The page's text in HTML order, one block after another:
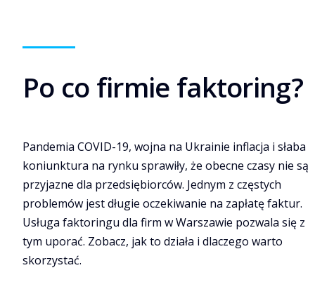
Po co firmie faktoring?
Pandemia COVID-19, wojna na Ukrainie inflacja i słaba
koniunktura na rynku sprawiły, że obecne czasy nie są
przyjazne dla przedsiębiorców. Jednym z częstych
problemów jest długie oczekiwanie na zapłatę faktur.
Usługa faktoringu dla firm w Warszawie pozwala się z
tym uporać. Zobacz, jak to działa i dlaczego warto
skorzystać.